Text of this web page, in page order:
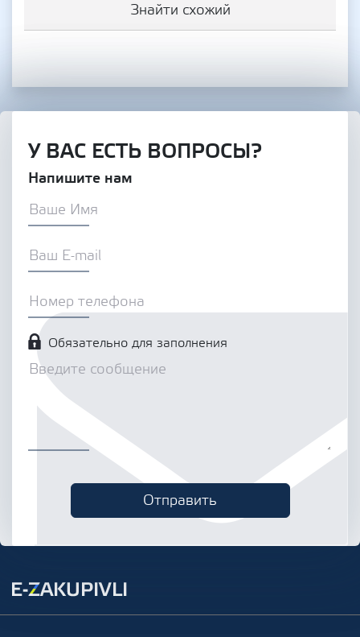
Знайти схожий
У ВАС ЕСТЬ ВОПРОСЫ?
Напишите нам
Обязательно для заполнения